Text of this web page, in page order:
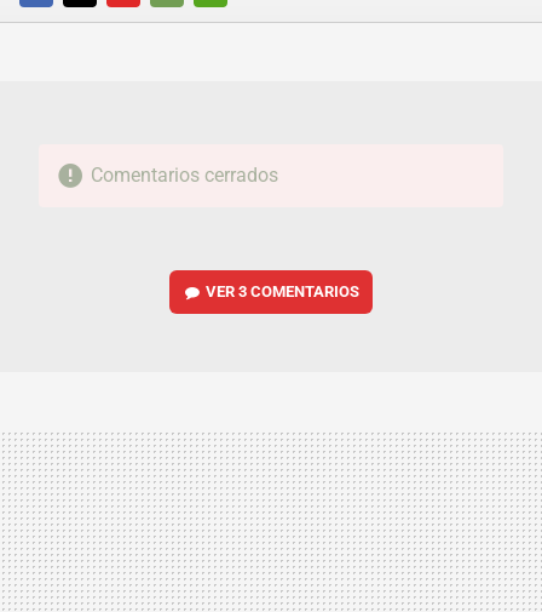
FACEBOOKTWITTERFLIPBOARD
E-
WHATSAPP
Comentarios cerrados
VER3 COMENTARIOS